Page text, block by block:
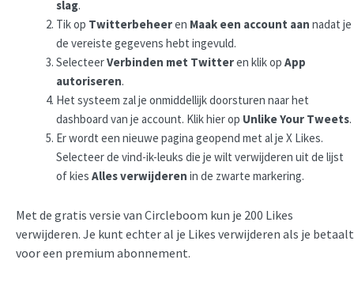
slag.
Tik op Twitterbeheeren Maak een account aan nadat je
de vereiste gegevens hebt ingevuld.
SelecteerVerbinden met Twitteren klik op App
autoriseren.
Het systeem zal je onmiddellijk doorsturen naar het
dashboard van je account. Klik hier op Unlike Your Tweets.
Er wordt een nieuwe pagina geopend met al je X Likes.
Selecteer de vind-ik-leuks die je wilt verwijderen uit de lijst
of kies Alles verwijderen in de zwarte markering.
Met de gratis versie van Circleboom kun je 200 Likes
verwijderen. Je kunt echter al je Likes verwijderen als je betaalt
voor een premium abonnement.